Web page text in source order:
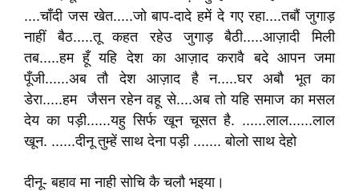
....चाँदी जस खेत.....जो बाप-दादे हमें दे गए रहा....तबौं जुगाड़
नाहीं बैठ.....तू कहत रहेउ जुगाड़ बैठी.....आज़ादी मिली
तब.....हम हूँ यहि देश का आज़ाद करावै बदे आपन जमा
पूँजी......अब तौ देश आज़ाद है न.....घर अबौ भूत का
डेरा.....हम जैसन रहेन वहू से....अब तो यहि समाज का मसल
देय का पड़ी......यहु सिर्फ खून चूसत है. ......लाल......लाल
खून. ......दीनू तुम्हें साथ देना पड़ी ....... बोलो साथ देहो
दीनू- बहाव मा नाही सोचि कै चलौ भइया।